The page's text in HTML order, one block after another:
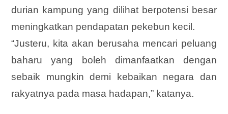
durian kampung yang dilihat berpotensi besar
meningkatkan pendapatan pekebun kecil.
“Justeru, kita akan berusaha mencari peluang
baharu yang boleh dimanfaatkan dengan
sebaik mungkin demi kebaikan negara dan
rakyatnya pada masa hadapan,” katanya.